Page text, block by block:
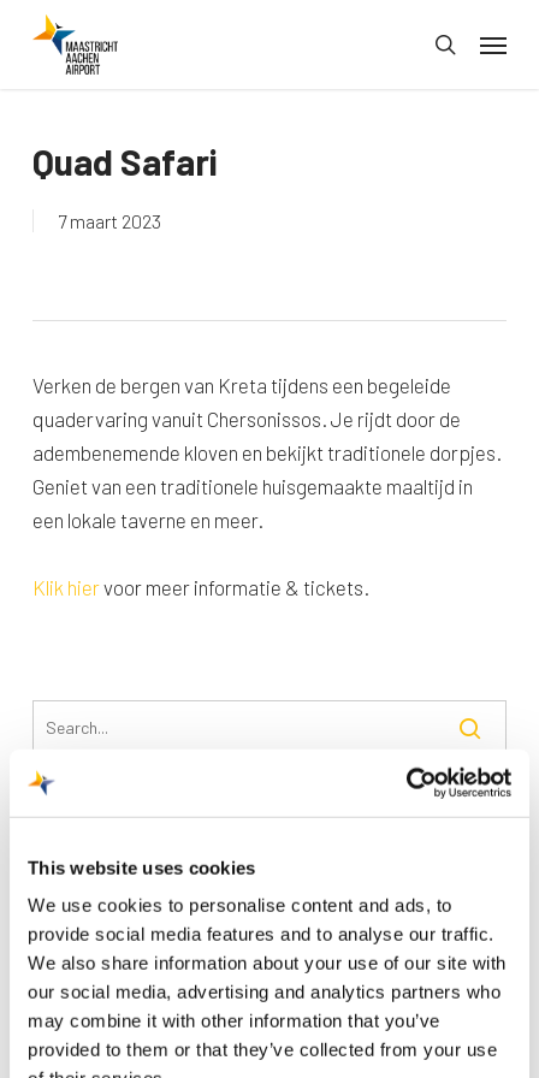
This website uses cookies
We use cookies to personalise content and ads, to
provide social media features and to analyse our traffic.
We also share information about your use of our site with
our social media, advertising and analytics partners who
may combine it with other information that you’ve
provided to them or that they’ve collected from your use
search
Menu
Quad Safari
7 maart 2023
Verken de bergen van Kreta tijdens een begeleide
quadervaring vanuit Chersonissos. Je rijdt door de
adembenemende kloven en bekijkt traditionele dorpjes.
Geniet van een traditionele huisgemaakte maaltijd in
een lokale taverne en meer.
Klik hiervoor meer informatie & tickets.
Recente berichten
Trainingsvlucht 4 augustus
Nieuwe AI-primeur voor Maastricht Aachen Airport:
intelligent exoskelet ondersteunt vrachtafhandeling
Je kunt je nu aanmelden voor onze Burendag 2026!
Trainingsvlucht 17 juli